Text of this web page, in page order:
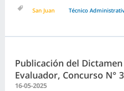
San Juan Técnico
Publicación del
Evaluador, Concurso N°
16-05-2025